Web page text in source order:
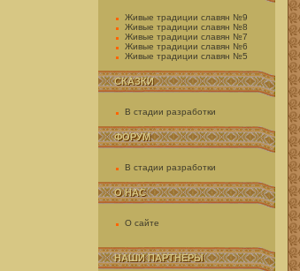
Живые традиции славян №9
Живые традиции славян №8
Живые традиции славян №7
Живые традиции славян №6
Живые традиции славян №5
СКАЗКИ
В стадии разработки
ФОРУМ
В стадии разработки
О НАС
О сайте
НАШИ ПАРТНЕРЫ